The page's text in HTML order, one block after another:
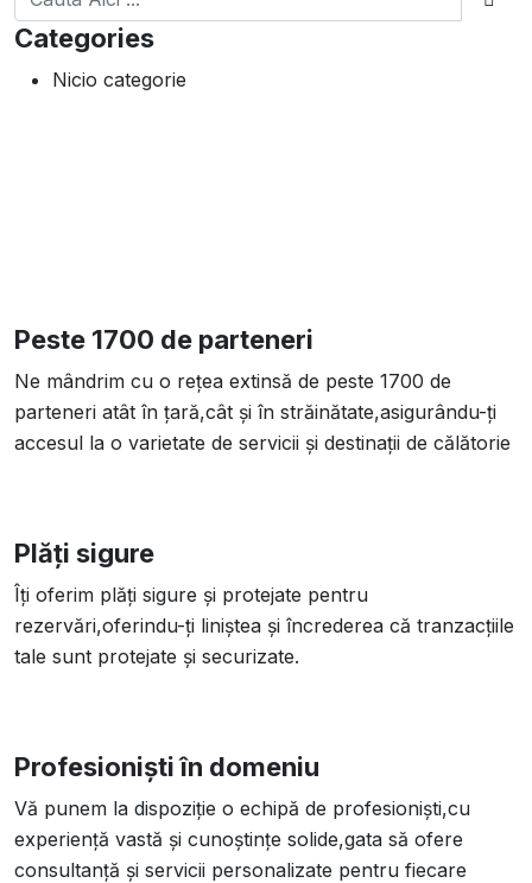
Categories
Nicio categorie
Peste 1700 de parteneri
Ne mândrim cu o rețea extinsă de peste 1700 de
parteneri atât în țară,cât și în străinătate,asigurându-ți
accesul la o varietate de servicii și destinații de călătorie
Plăți sigure
Îți oferim plăți sigure și protejate pentru
rezervări,oferindu-ți liniștea și încrederea că tranzacțiile
tale sunt protejate și securizate.
Profesioniști în domeniu
Vă punem la dispoziție o echipă de profesioniști,cu
experiență vastă și cunoștințe solide,gata să ofere
consultanță și servicii personalizate pentru fiecare